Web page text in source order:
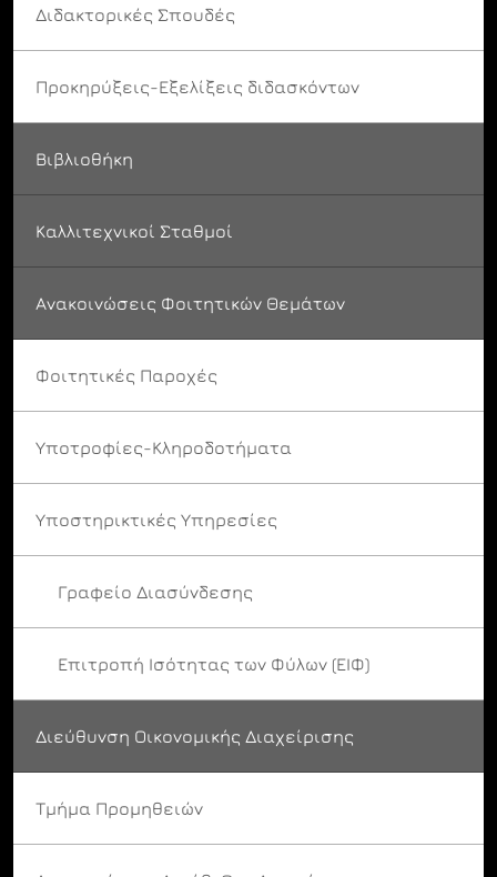
Διδακτορικές Σπουδές
Προκηρύξεις-Εξελίξεις διδασκόντων
Βιβλιοθήκη
Καλλιτεχνικοί Σταθμοί
Ανακοινώσεις Φοιτητικών Θεμάτων
Φοιτητικές Παροχές
Υποτροφίες-Κληροδοτήματα
Υποστηρικτικές Υπηρεσίες
Γραφείο Διασύνδεσης
Επιτροπή Ισότητας των Φύλων (ΕΙΦ)
Διεύθυνση Οικονομικής Διαχείρισης
Τμήμα Προμηθειών